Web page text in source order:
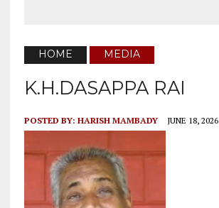
HOME MEDIA
K.H.DASAPPA RAI
POSTED BY: HARISH MAMBADY JUNE 18, 2026